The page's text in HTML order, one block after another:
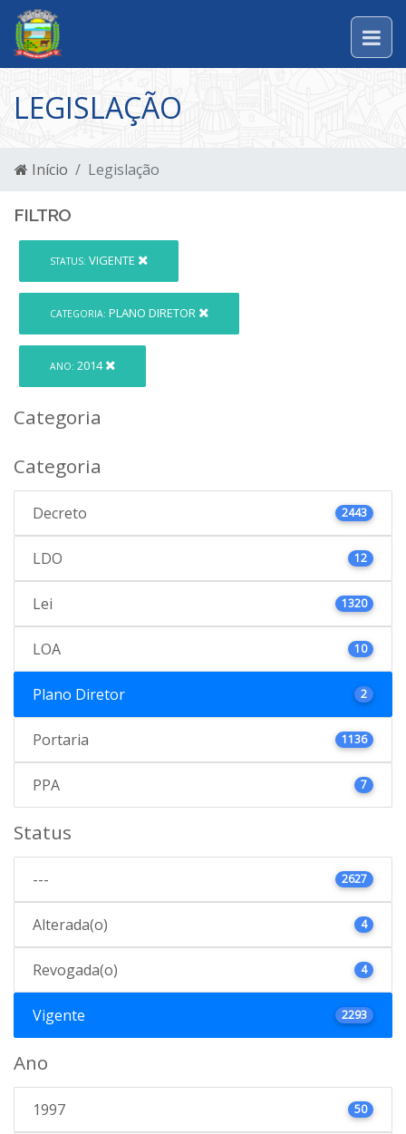
LEGISLAÇÃO
Início Legislação
FILTRO
STATUS: VIGENTE
CATEGORIA: PLANO DIRETOR
ANO: 2014
Categoria
Categoria
Decreto 2443
LDO 12
Lei 1320
LOA 10
Plano Diretor 2
Portaria 1136
PPA 7
Status
--- 2627
Alterada(o) 4
Revogada(o) 4
Vigente 2293
Ano
1997 50